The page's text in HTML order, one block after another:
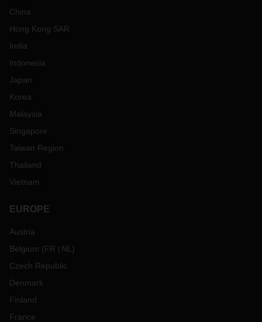
China
Hong Kong SAR
India
Indonesia
Japan
Korea
Malaysia
Singapore
Taiwan Region
Thailand
Vietnam
EUROPE
Austria
Belgium (FR NL )
Czech Republic
Denmark
Finland
France